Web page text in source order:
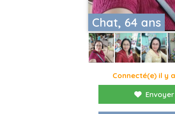
Chat, 64 ans
Connecté(e) il y